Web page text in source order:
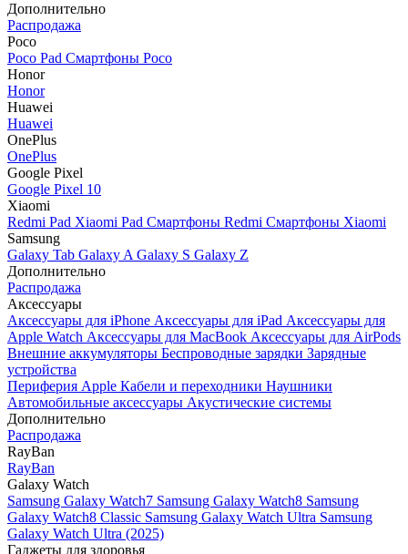
Дополнительно
Распродажа
Poco
Poco Pad Смартфоны Poco
Honor
Honor
Huawei
Huawei
OnePlus
OnePlus
Google Pixel
Google Pixel 10
Xiaomi
Redmi Pad Xiaomi Pad Смартфоны Redmi Смартфоны Xiaomi
Samsung
Galaxy Tab Galaxy A Galaxy S Galaxy Z
Дополнительно
Распродажа
Аксессуары
Аксессуары для iPhone Аксессуары для iPad Аксессуары для
Apple Watch Аксессуары для MacBook Аксессуары для AirPods
Внешние аккумуляторы Беспроводные зарядки Зарядные
устройства
Периферия Apple Кабели и переходники Наушники
Автомобильные аксессуары Акустические системы
Дополнительно
Распродажа
RayBan
RayBan
Galaxy Watch
Samsung Galaxy Watch7 Samsung Galaxy Watch8 Samsung
Galaxy Watch8 Classic Samsung Galaxy Watch Ultra Samsung
Galaxy Watch Ultra (2025)
Гаджеты для здоровья